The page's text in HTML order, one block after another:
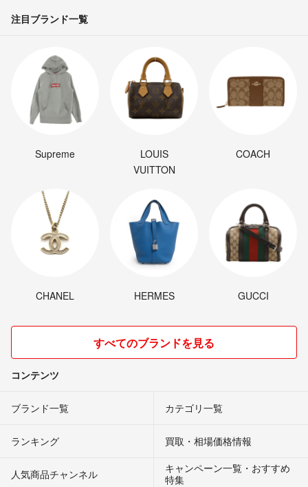
注目ブランド一覧
Supreme
LOUIS
VUITTON
COACH
CHANEL HERMES GUCCI
すべてのブランドを見る
コンテンツ
ブランド一覧 カテゴリ一覧
ランキング 買取・相場価格情報
人気商品チャンネル
キャンペーン一覧・おすすめ
特集